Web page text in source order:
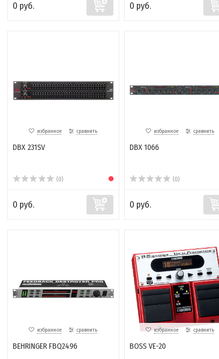
0 руб. 0 руб.
избранное сравнить
DBX 231SV
(0)
0 руб.
избранное сравнить
DBX 1066
(0)
0 руб.
избранное сравнить
BEHRINGER FBQ2496
избранное сравнить
BOSS VE-20